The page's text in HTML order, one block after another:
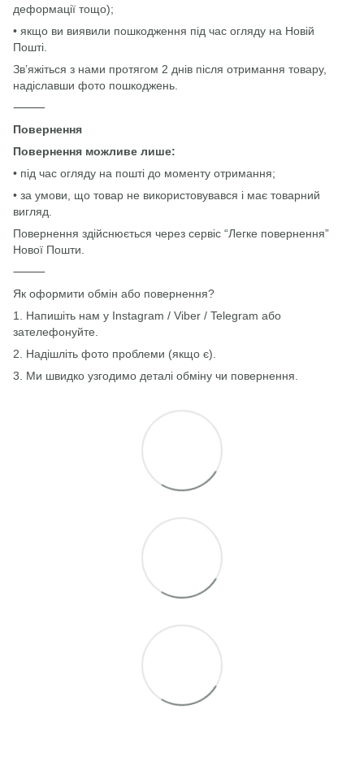
деформації тощо);
• якщо ви виявили пошкодження під час огляду на Новій
Пошті.
Зв’яжіться з нами протягом 2 днів після отримання товару,
надіславши фото пошкоджень.
⸻
Повернення
Повернення можливе лише:
• під час огляду на пошті до моменту отримання;
• за умови, що товар не використовувався і має товарний
вигляд.
Повернення здійснюється через сервіс “Легке повернення”
Нової Пошти.
⸻
Як оформити обмін або повернення?
1. Напишіть нам у Instagram / Viber / Telegram або
зателефонуйте.
2. Надішліть фото проблеми (якщо є).
3. Ми швидко узгодимо деталі обміну чи повернення.